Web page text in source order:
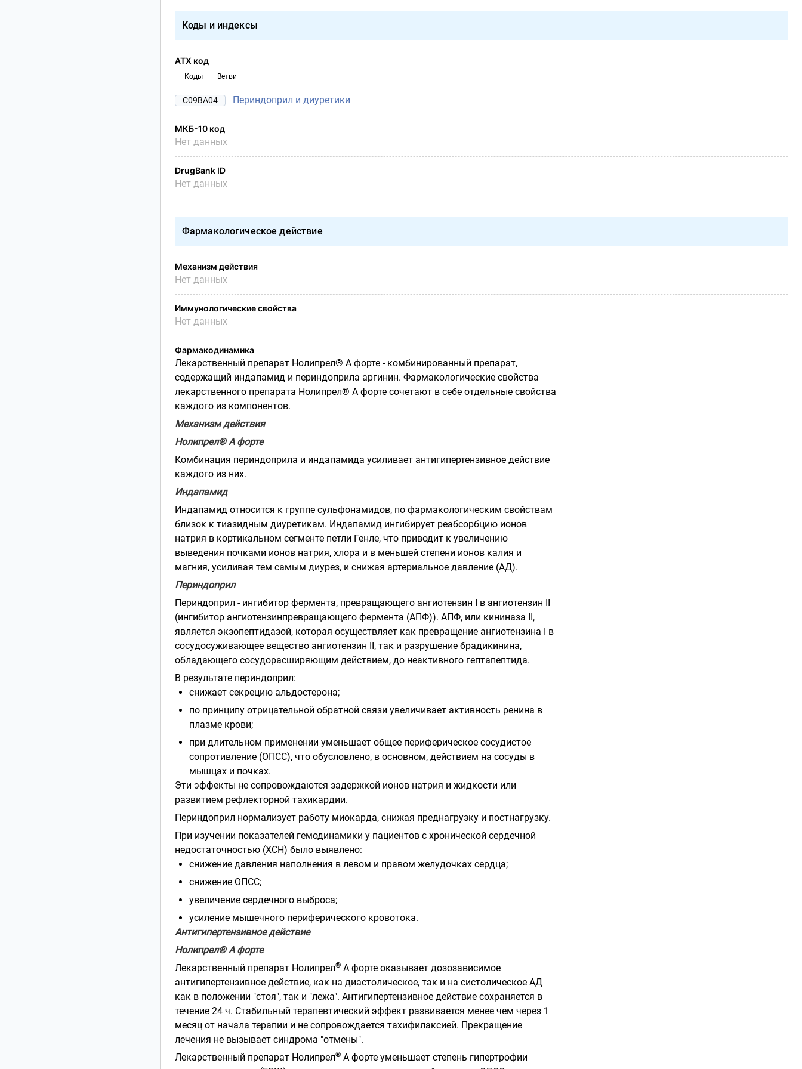
Коды и индексы
АТХ код
Коды Ветви
C09BA04 Периндоприл и диуретики
МКБ-10 код
Нет данных
DrugBank ID
Нет данных
Фармакологическое действие
Механизм действия
Нет данных
Иммунологические свойства
Нет данных
Фармакодинамика
Лекарственный препарат Нолипрел® А форте - комбинированный препарат,
содержащий индапамид и периндоприла аргинин. Фармакологические свойства
лекарственного препарата Нолипрел® А форте сочетают в себе отдельные свойства
каждого из компонентов.
Механизм действия
Нолипрел® А форте
Комбинация периндоприла и индапамида усиливает антигипертензивное действие
каждого из них.
Индапамид
Индапамид относится к группе сульфонамидов, по фармакологическим свойствам
близок к тиазидным диуретикам. Индапамид ингибирует реабсорбцию ионов
натрия в кортикальном сегменте петли Генле, что приводит к увеличению
выведения почками ионов натрия, хлора и в меньшей степени ионов калия и
магния, усиливая тем самым диурез, и снижая артериальное давление (АД).
Периндоприл
Периндоприл - ингибитор фермента, превращающего ангиотензин I в ангиотензин II
(ингибитор ангиотензинпревращающего фермента (АПФ)). АПФ, или кининаза II,
является экзопептидазой, которая осуществляет как превращение ангиотензина I в
сосудосуживающее вещество ангиотензин II, так и разрушение брадикинина,
обладающего сосудорасширяющим действием, до неактивного гептапептида.
В результате периндоприл:
снижает секрецию альдостерона;
по принципу отрицательной обратной связи увеличивает активность ренина в
плазме крови;
при длительном применении уменьшает общее периферическое сосудистое
сопротивление (ОПСС), что обусловлено, в основном, действием на сосуды в
мышцах и почках.
Эти эффекты не сопровождаются задержкой ионов натрия и жидкости или
развитием рефлекторной тахикардии.
Периндоприл нормализует работу миокарда, снижая преднагрузку и постнагрузку.
При изучении показателей гемодинамики у пациентов с хронической сердечной
недостаточностью (ХСН) было выявлено:
снижение давления наполнения в левом и правом желудочках сердца;
снижение ОПСС;
увеличение сердечного выброса;
усиление мышечного периферического кровотока.
Антигипертензивное действие
Нолипрел® А форте
Лекарственный препарат Нолипрел®А форте оказывает дозозависимое
антигипертензивное действие, как на диастолическое, так и на систолическое АД
как в положении "стоя", так и "лежа". Антигипертензивное действие сохраняется в
течение 24 ч. Стабильный терапевтический эффект развивается менее чем через 1
месяц от начала терапии и не сопровождается тахифилаксией. Прекращение
лечения не вызывает синдрома "отмены".
Лекарственный препарат Нолипрел®А форте уменьшает степень гипертрофии